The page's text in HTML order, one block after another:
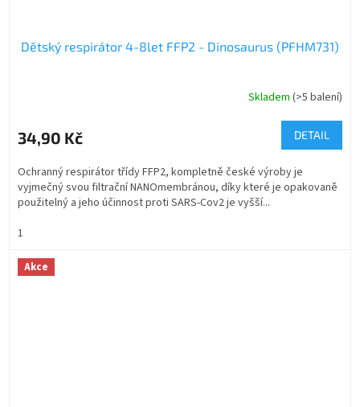
Dětský respirátor 4-8let FFP2 - Dinosaurus (PFHM731)
Skladem (>5 balení)
34,90 Kč DETAIL
Ochranný respirátor třídy FFP2, kompletně české výroby je
vyjmečný svou filtrační NANOmembránou, díky které je opakovaně
použitelný a jeho účinnost proti SARS-Cov2 je vyšší...
1
Akce